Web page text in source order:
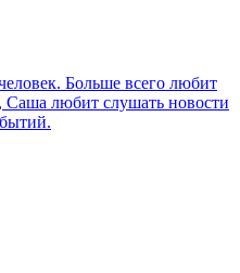
Больше всего любит
Саша любит слушать новости